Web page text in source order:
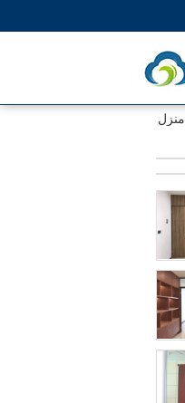
منزل